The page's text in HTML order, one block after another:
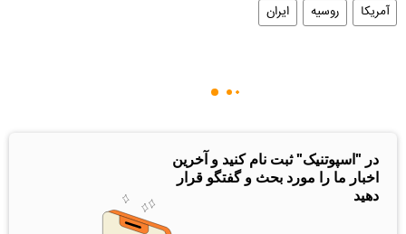
آمریکا روسیه ایران
در "اسپوتنیک" ثبت نام کنید و آخرین
اخبار ما را مورد بحث و گفتگو قرار
دهید